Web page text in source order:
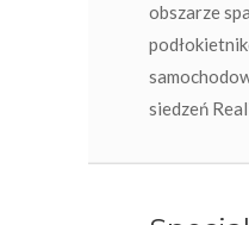
obszarze
siedzeń